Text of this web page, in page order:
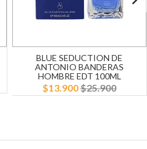
BLUE SEDUCTION DE
ANTONIO BANDERAS
HOMBRE EDT 100ML
$13.900$25.900